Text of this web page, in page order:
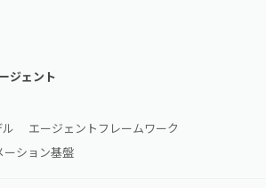
ジェント
エージェントフレームワーク
ーション基盤